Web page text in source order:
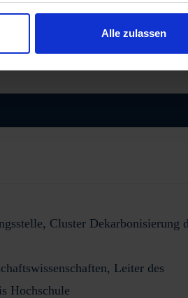
Alle zulassen
Cluster Dekarbonisierung
Leiter des
Hochschule